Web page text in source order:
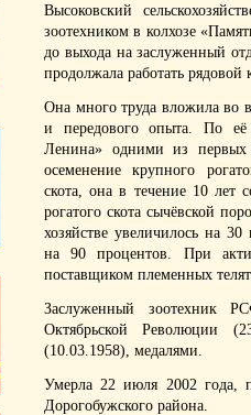
Высоковский
зоотехником в колхозе
до выхода на заслуженный
продолжала работать рядовой
Она много труда вложила во
и передового опыта. По её
Ленина» одними из первых
осеменение крупного
скота, она в течение 10 лет
рогатого скота сычёвской
хозяйстве увеличилось на
на 90 процентов. При
поставщиком племенных
Заслуженный зоотехник
Октябрьской Революции
(10.03.1958), медалями.
Умерла 22 июля 2002 года,
Дорогобужского района.